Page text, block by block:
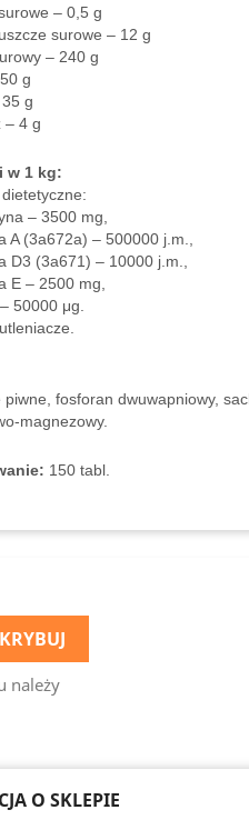
– 0,5 g
surowe – 12 g
– 240 g
g
g
– 4 g
w 1 kg:
– 3500 mg,
A (3a672a) – 500000 j.m.,
D3 (3a671) – 10000 j.m.,
E – 2500 mg,
50000 μg.
piwne, fosforan dwuwapniowy,
magnezowy.
150 tabl.
należy
O SKLEPIE